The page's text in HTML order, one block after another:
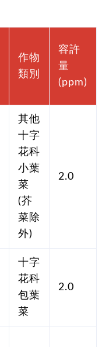
作物
類別
容許
量
(ppm)
其他
十字
花科
小葉
菜
(芥
菜除
外)
2.0
十字
花科
包葉
菜
2.0